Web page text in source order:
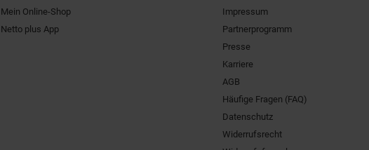
Mein Online-Shop
Netto plus App
Impressum
Partnerprogramm
Presse
Karriere
AGB
Häufige Fragen (FAQ)
Datenschutz
Widerrufsrecht